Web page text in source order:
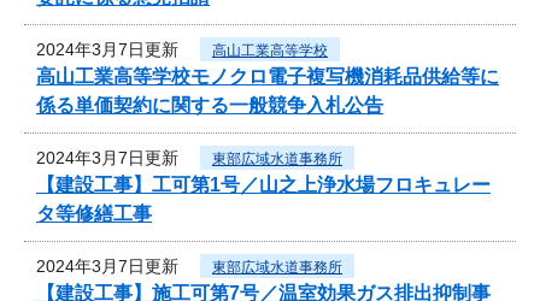
2024年3月7日更新 高山工業高等学校
高山工業高等学校モノクロ電子複写機消耗品供給等に
係る単価契約に関する一般競争入札公告
2024年3月7日更新 東部広域水道事務所
【建設工事】工可第1号／山之上浄水場フロキュレー
タ等修繕工事
2024年3月7日更新 東部広域水道事務所
【建設工事】施工可第7号／温室効果ガス排出抑制事